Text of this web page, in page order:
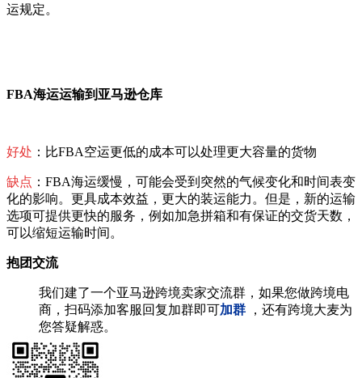
运规定。
FBA海运运输到亚马逊仓库
好处 ：比FBA空运更低的成本可以处理更大容量的货物
缺点 ：FBA海运缓慢，可能会受到突然的气候变化和时间表变
化的影响。更具成本效益，更大的装运能力。但是，新的运输
选项可提供更快的服务，例如加急拼箱和有保证的交货天数，
可以缩短运输时间。
抱团交流
我们建了一个亚马逊跨境卖家交流群，如果您做跨境电
商，扫码添加客服回复加群即可加群
，还有跨境大麦为
您答疑解惑。